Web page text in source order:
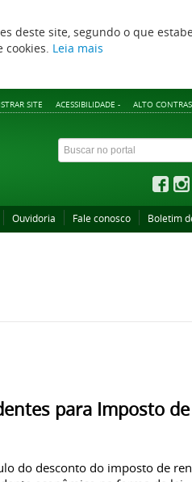
deste site, segundo o que
cookies. Leia mais
SITE ACESSIBILIDADE - ALTO
Ouvidoria Fale conosco Boletim
para Imposto de
do desconto do imposto de